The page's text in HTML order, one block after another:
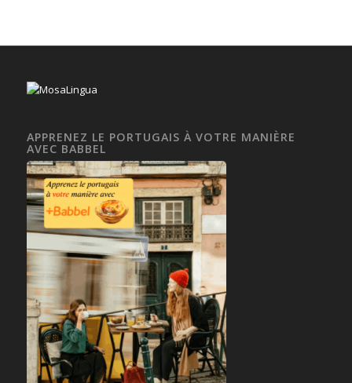
APPRENEZ LE PORTUGAIS À VOTRE MANIÈRE
AVEC BABBEL